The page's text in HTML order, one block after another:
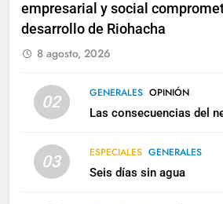
empresarial y social
desarrollo de Riohacha
8 agosto, 2026
02 GENERALES OPINIÓN
Las consecuencias del
03 ESPECIALES GENERALES
Seis días sin agua